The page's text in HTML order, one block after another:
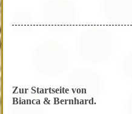
Zur Startseite von
Bianca & Bernhard.